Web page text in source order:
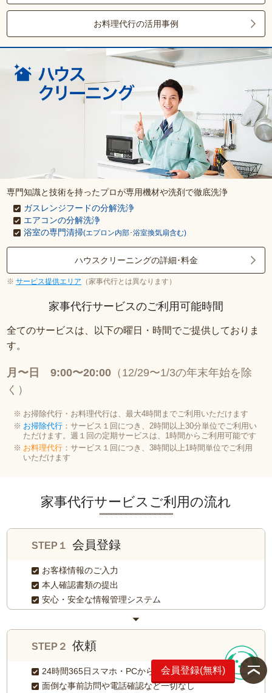
お料理代行の活用事例
専門知識と技術を持ったプロが専用機材や洗剤で徹底洗浄
ガスレンジフードの分解洗浄
エアコンの分解洗浄
浴室の専門清掃(エプロン内部･浴室換気扇含む)
ハウスクリーニングの詳細･料金
サービス提供エリア （家事代行とは異なります）
家事代行サービスのご利用可能時間
全てのサービスは、以下の曜日・時間でご提供しておりま
す。
月〜日 9:00〜20:00 （12/29〜1/3の年末年始を除
く）
お掃除代行・お料理代行は、最大4時間までご利用いただけます
お掃除代行 ：サービス１回につき、2時間以上30分単位でご利用い
ただけます。週１回の定期サービスは、1時間からご利用可能です
お料理代行 ：サービス１回につき、3時間以上1時間単位でご利用
いただけます
家事代行サービスご利用の流れ
STEP１会員登録
お客様情報のご入力
本人確認書類の提出
安心・安全な情報管理システム
STEP２依頼
24時間365日スマホ・PCから依頼可能
面倒な事前訪問や電話確認など一切なし
会員登録(無料)